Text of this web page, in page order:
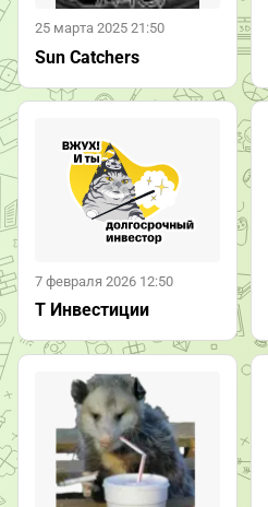
25 марта 2025 21:50
Sun Catchers
7 февраля 2026 12:50
Т Инвестиции